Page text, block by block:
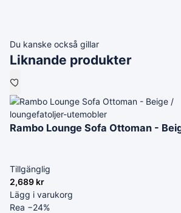
Du kanske också gillar
Liknande produkter
loungefatoljer-utemobler
Rambo Lounge Sofa Ottoman -
Tillgänglig
2,689 kr
Lägg i varukorg
Rea −24%